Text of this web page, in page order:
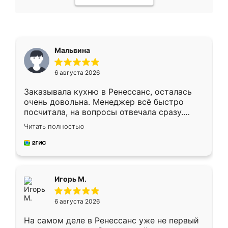
Мальвина
6 августа 2026
Заказывала кухню в Ренессанс, осталась
очень довольна. Менеджер всё быстро
посчитала, на вопросы отвечала сразу.
Замерщик приехал в субботу, подошёл к
делу со всей ответственностью. Собрали
за день, ребята работали аккуратно, даже
Читать полностью
Игорь М.
6 августа 2026
На самом деле в Ренессанс уже не первый